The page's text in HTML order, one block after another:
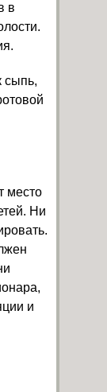
в
сыпь,
место
Ни
и